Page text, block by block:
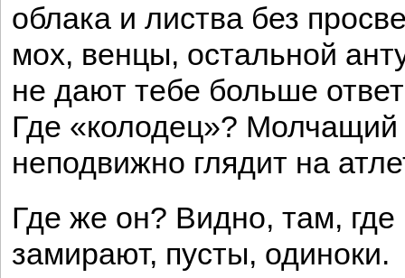
облака и листва без
мох, венцы, остальной
не дают тебе больше
Где «колодец»? Молчащий
неподвижно глядит на
Где же он? Видно, там, где
замирают, пусты, одиноки.